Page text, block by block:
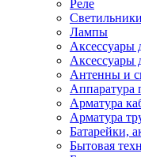
Реле
Светильники
Лампы
Аксессуары
Аксессуары
Антенны и
Аппаратура
Арматура
Арматура
Батарейки,
Бытовая